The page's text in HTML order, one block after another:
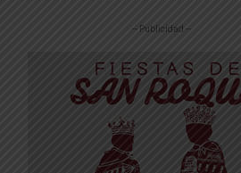
-- Publicidad --